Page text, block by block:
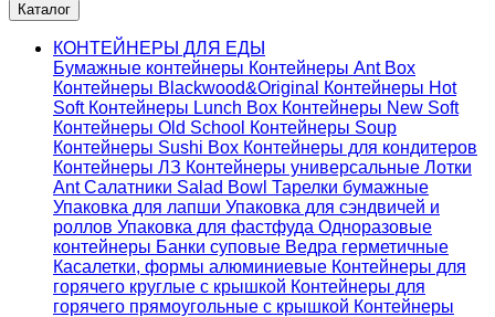
Каталог
КОНТЕЙНЕРЫ ДЛЯ ЕДЫ
Бумажные контейнеры Контейнеры Ant Box
Контейнеры Blackwood&Original
Контейнеры Hot
Soft Контейнеры Lunch Box Контейнеры New Soft
Контейнеры Old School Контейнеры Soup
Контейнеры Sushi Box Контейнеры для кондитеров
Контейнеры ЛЗ Контейнеры универсальные Лотки
AntСалатники Salad Bowl Тарелки бумажные
Упаковка для лапши Упаковка для сэндвичей и
роллов Упаковка для фастфуда Одноразовые
контейнеры Банки суповые Ведра герметичные
Касалетки, формы алюминиевые Контейнеры для
горячего круглые с крышкой Контейнеры для
горячего прямоугольные с крышкой Контейнеры